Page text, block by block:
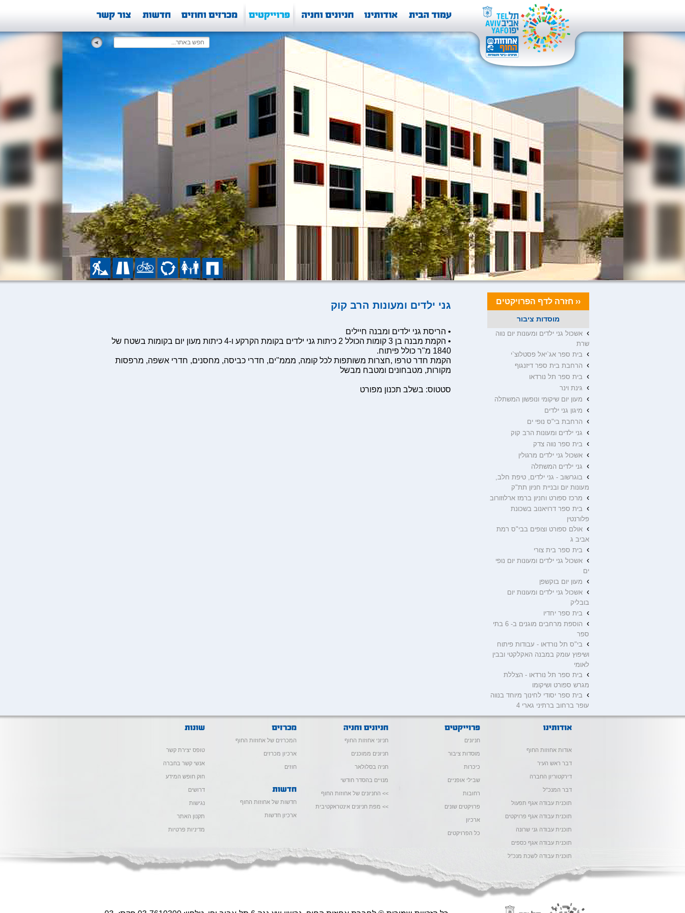
‹‹ חזרה לדף הפרויקטים
מוסדות ציבור
› אשכול גני ילדים ומעונות יום נווה
שרת
› בית ספר אג`יאל פסטלוצ`י
› הרחבת בית ספר דיזנגוף
› בית ספר תל נורדאו
› גינת וינר
› מעון יום שיקומי ונופשון המשתלה
› מיגון גני ילדים
› הרחבת בי"ס נופי ים
› גני ילדים ומעונות הרב קוק
› בית ספר נווה צדק
› אשכול גני ילדים מרגולין
› גני ילדים המשתלה
› בוגרשוב - גני ילדים, טיפת חלב,
מעונות יום ובניית חניון תת"ק
› מרכז ספורט וחניון ברמז ארלוזורוב
› בית ספר דרויאנוב בשכונת
פלורנטין
› אולם ספורט וצופים בבי"ס רמת
אביב ג
› בית ספר בית צורי
› אשכול גני ילדים ומעונות יום נופי
ים
› מעון יום בוקשפן
› אשכול גני ילדים ומעונות יום
בובליק
› בית ספר יחדיו
›
הוספת מרחבים מוגנים ב- 6 בתי
ספר
› בי"ס תל נורדאו - עבודות פיתוח
ושיפוץ עומק במבנה האקלקטי ובבין
לאומי
› בית ספר תל נורדאו - הצללת
מגרש ספורט ושיקומו
› בית ספר יסודי לחינוך מיוחד בנווה
עופר ברחוב ברתיני גארי 4
גני ילדים ומעונות הרב קוק
• הריסת גני ילדים ומבנה חיילים
• הקמת מבנה בן 3 קומות הכולל 2 כיתות גני ילדים בקומת הקרקע ו-4 כיתות מעון יום בקומות בשטח של
1840 מ"ר כולל פיתוח.
הקמת חדר טרפו ,חצרות משותפות לכל קומה, מממ"ים, חדרי כביסה, מחסנים, חדרי אשפה, מרפסות
מקורות, מטבחונים ומטבח מבשל
סטטוס: בשלב תכנון מפורט
אודות אחוזות החוף
דבר ראש העיר
דירקטוריון החברה
דבר המנכ"ל
תוכנית עבודה אגף תפעול
תוכנית עבודה אגף פרויקטים
תוכנית עבודה גני שרונה
תוכנית עבודה אגף כספים
תוכנית עבודה לשכת מנכ"ל
חניונים
מוסדות ציבור
כיכרות
שבילי אופניים
רחובות
פרויקטים שונים
ארכיון
כל הפרויקטים
חניוני אחוזות החוף
חניונים ממוכנים
חניה בסלולאר
מנויים בהסדר חודשי
>> החניונים של אחוזות החוף
>> מפת חניונים אינטראקטיבית
המכרזים של אחוזות החוף
ארכיון מכרזים
חוזים
חדשות של אחוזות החוף
ארכיון חדשות
טופס יצירת קשר
אנשי קשר בחברה
חוק חופש המידע
דרושים
נגישות
תקנון האתר
מדיניות פרטיות